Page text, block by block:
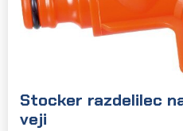
Stocker razdelilec
veji